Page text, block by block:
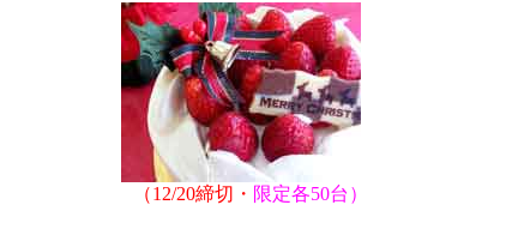
（12/20締切・ 限定各50台）